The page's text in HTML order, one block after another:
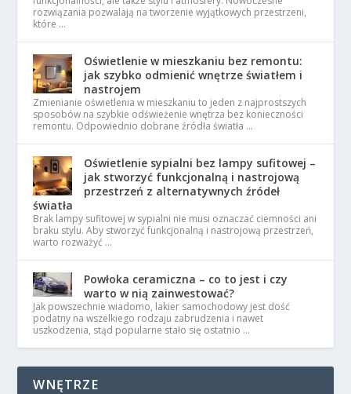
rozwiązania pozwalają na tworzenie wyjątkowych przestrzeni,
które …
Oświetlenie w mieszkaniu bez remontu:
jak szybko odmienić wnętrze światłem i
nastrojem
Zmienianie oświetlenia w mieszkaniu to jeden z najprostszych
sposobów na szybkie odświeżenie wnętrza bez konieczności
remontu. Odpowiednio dobrane źródła światła …
Oświetlenie sypialni bez lampy sufitowej –
jak stworzyć funkcjonalną i nastrojową
przestrzeń z alternatywnych źródeł
światła
Brak lampy sufitowej w sypialni nie musi oznaczać ciemności ani
braku stylu. Aby stworzyć funkcjonalną i nastrojową przestrzeń,
warto rozważyć …
Powłoka ceramiczna – co to jest i czy
warto w nią zainwestować?
Jak powszechnie wiadomo, lakier samochodowy jest dość
podatny na wszelkiego rodzaju zabrudzenia i nawet
uszkodzenia, stąd popularne stało się ostatnio …
WNĘTRZE